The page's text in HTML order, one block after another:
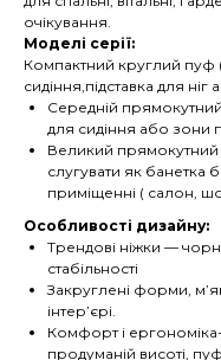
очікування.
Моделі серії:
Компактний круглий
сидіння,підставка для
Середній
для сидіння або зони
Великий
слугувати як банетка
приміщенні ( салон,
Особливості дизайну:
Трендові ніжки —
стабільності
Закруглені форми,
інтер’єрі.
Комфорт і
продуманій висоті,